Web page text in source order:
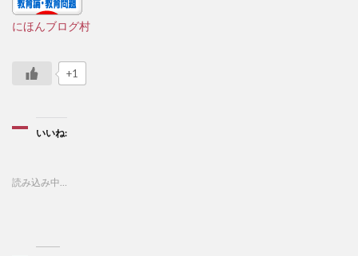
にほんブログ村
+1
いいね:
読み込み中…